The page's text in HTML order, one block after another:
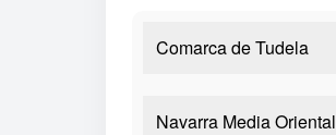
Comarca de Tudela
Navarra Media Oriental